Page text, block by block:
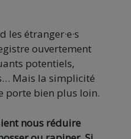
les étranger·e·s
ouvertement
potentiels,
Mais la simplicité
porte bien plus loin.
nous réduire